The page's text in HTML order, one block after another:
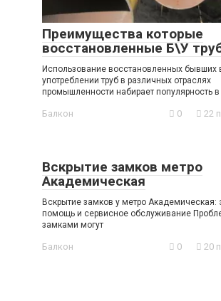
Преимущества которые
восстановленные Б\У
Использование восстановленных бывших
употреблении труб в различных отраслях
промышленности набирает популярность
Балкон 0 22
Вскрытие замков метро
Академическая
Вскрытие замков у метро Академическая:
помощь и сервисное обслуживание
замками могут
Балкон 0 20